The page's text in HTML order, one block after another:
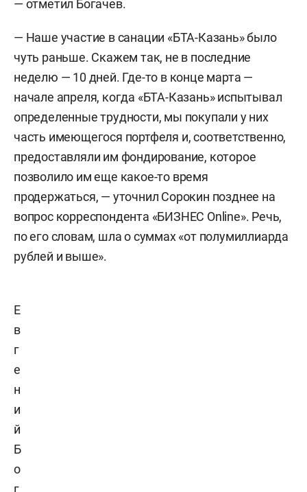
— отметил Богачев.
— Наше участие в санации «БТА-Казань» было
чуть раньше. Скажем так, не в последние
неделю — 10 дней. Где-то в конце марта —
начале апреля, когда «БТА-Казань» испытывал
определенные трудности, мы покупали у них
часть имеющегося портфеля и, соответственно,
предоставляли им фондирование, которое
позволило им еще какое-то время
продержаться, — уточнил Сорокин позднее на
вопрос корреспондента «БИЗНЕС Online». Речь,
по его словам, шла о суммах «от полумиллиарда
рублей и выше».
Е
в
г
е
н
и
й
Б
о
г